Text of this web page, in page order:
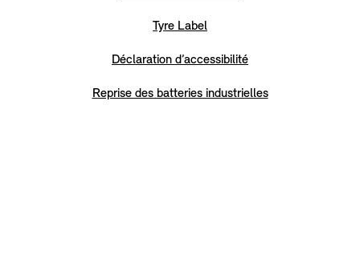
Tyre Label
Déclaration d’accessibilité
Reprise des batteries industrielles